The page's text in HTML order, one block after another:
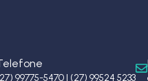
99775-5470 | (27) 99524 5233